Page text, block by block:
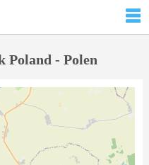
Poland - Polen